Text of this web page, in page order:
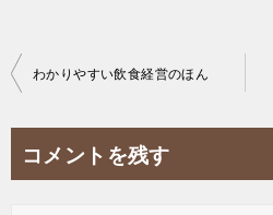
投
ビ
わかりやすい飲食経営のほん
コメントを残す